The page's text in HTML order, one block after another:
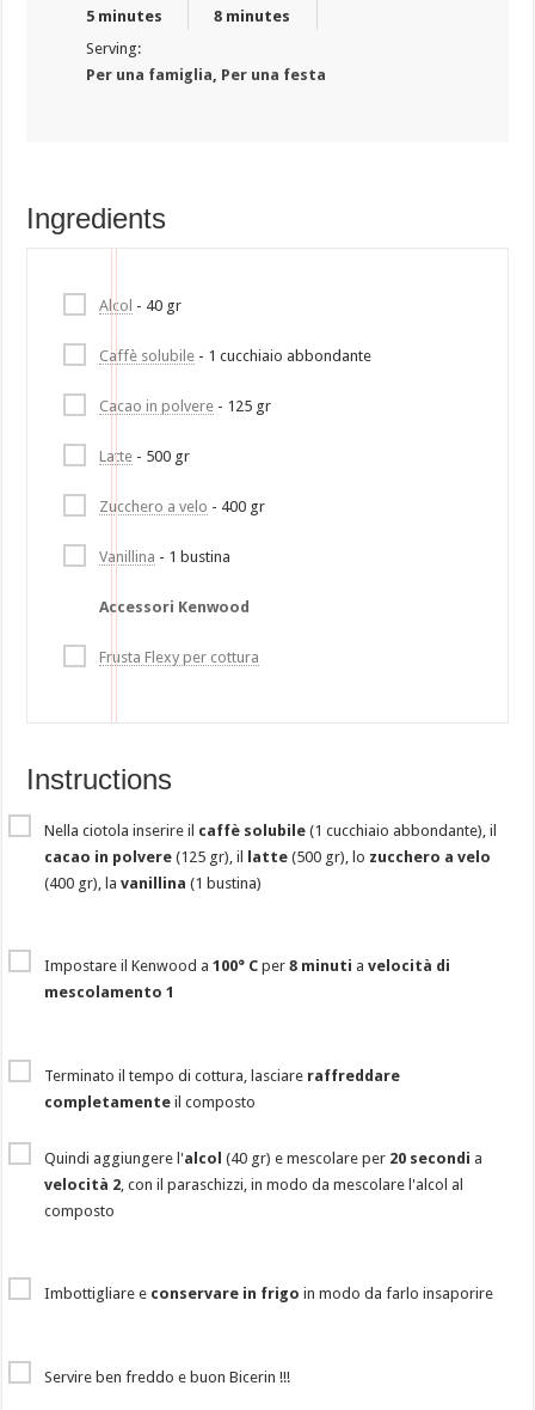
5 minutes
8 minutes
Serving:
Per una famiglia Per una festa
Ingredients
Alcol - 40 gr
Caffè solubile - 1 cucchiaio abbondante
Cacao in polvere - 125 gr
Latte - 500 gr
Zucchero a velo - 400 gr
Vanillina - 1 bustina
Accessori Kenwood
Frusta Flexy per cottura
Instructions
Nella ciotola inserire il caffè solubile (1 cucchiaio abbondante), il
cacao in polvere (125 gr), il latte (500 gr), lo zucchero a velo
(400 gr), lavanillina (1 bustina)
Impostare il Kenwood a100° C per8 minuti avelocità di
mescolamento 1
Terminato il tempo di cottura, lasciare raffreddare
completamente il composto
Quindi aggiungere l'alcol (40 gr) e mescolare per 20 secondi a
velocità 2 , con il paraschizzi, in modo da mescolare l'alcol al
composto
Imbottigliare e conservare in frigo in modo da farlo insaporire
Servire ben freddo e buon Bicerin !!!